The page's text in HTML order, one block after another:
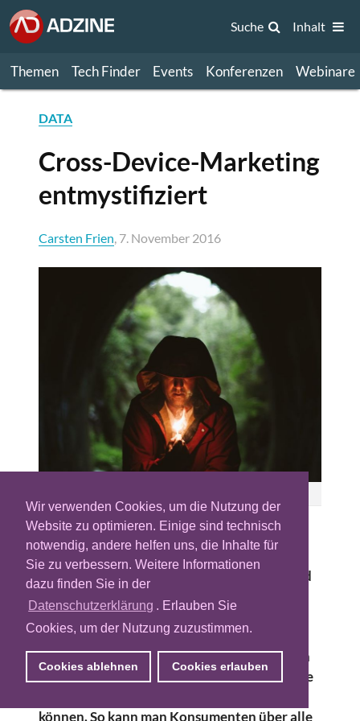
Wir verwenden Cookies, um die Nutzung der
Website zu optimieren. Einige sind technisch
notwendig, andere helfen uns, die Inhalte für
Sie zu verbessern. Weitere Informationen
dazu finden Sie in der
Datenschutzerklärung . Erlauben Sie
Cookies, um der Nutzung zuzustimmen.
Cookies ablehnen Cookies erlauben
Themen Tech Finder Events Konferenzen Webinare
Suche Inhalt
DATA
Cross-Device-Marketing
entmystifiziert
Carsten Frien, 7. November 2016
Konsumenten surfen über verschiedene
Geräte. Das macht ihre Identifikation für
werbliche Zwecke schwierig. Ein neuer Trend
aus den USA schwappt gerade nach Europa
herüber: Cross-Device-Marketing. Dabei
ermöglicht ein kleiner Pixel, dass sich das
Nutzerverhalten auf verschiedenen Geräten
einzelnen Personen zuordnen lässt und diese
können. So kann man Konsumenten über alle